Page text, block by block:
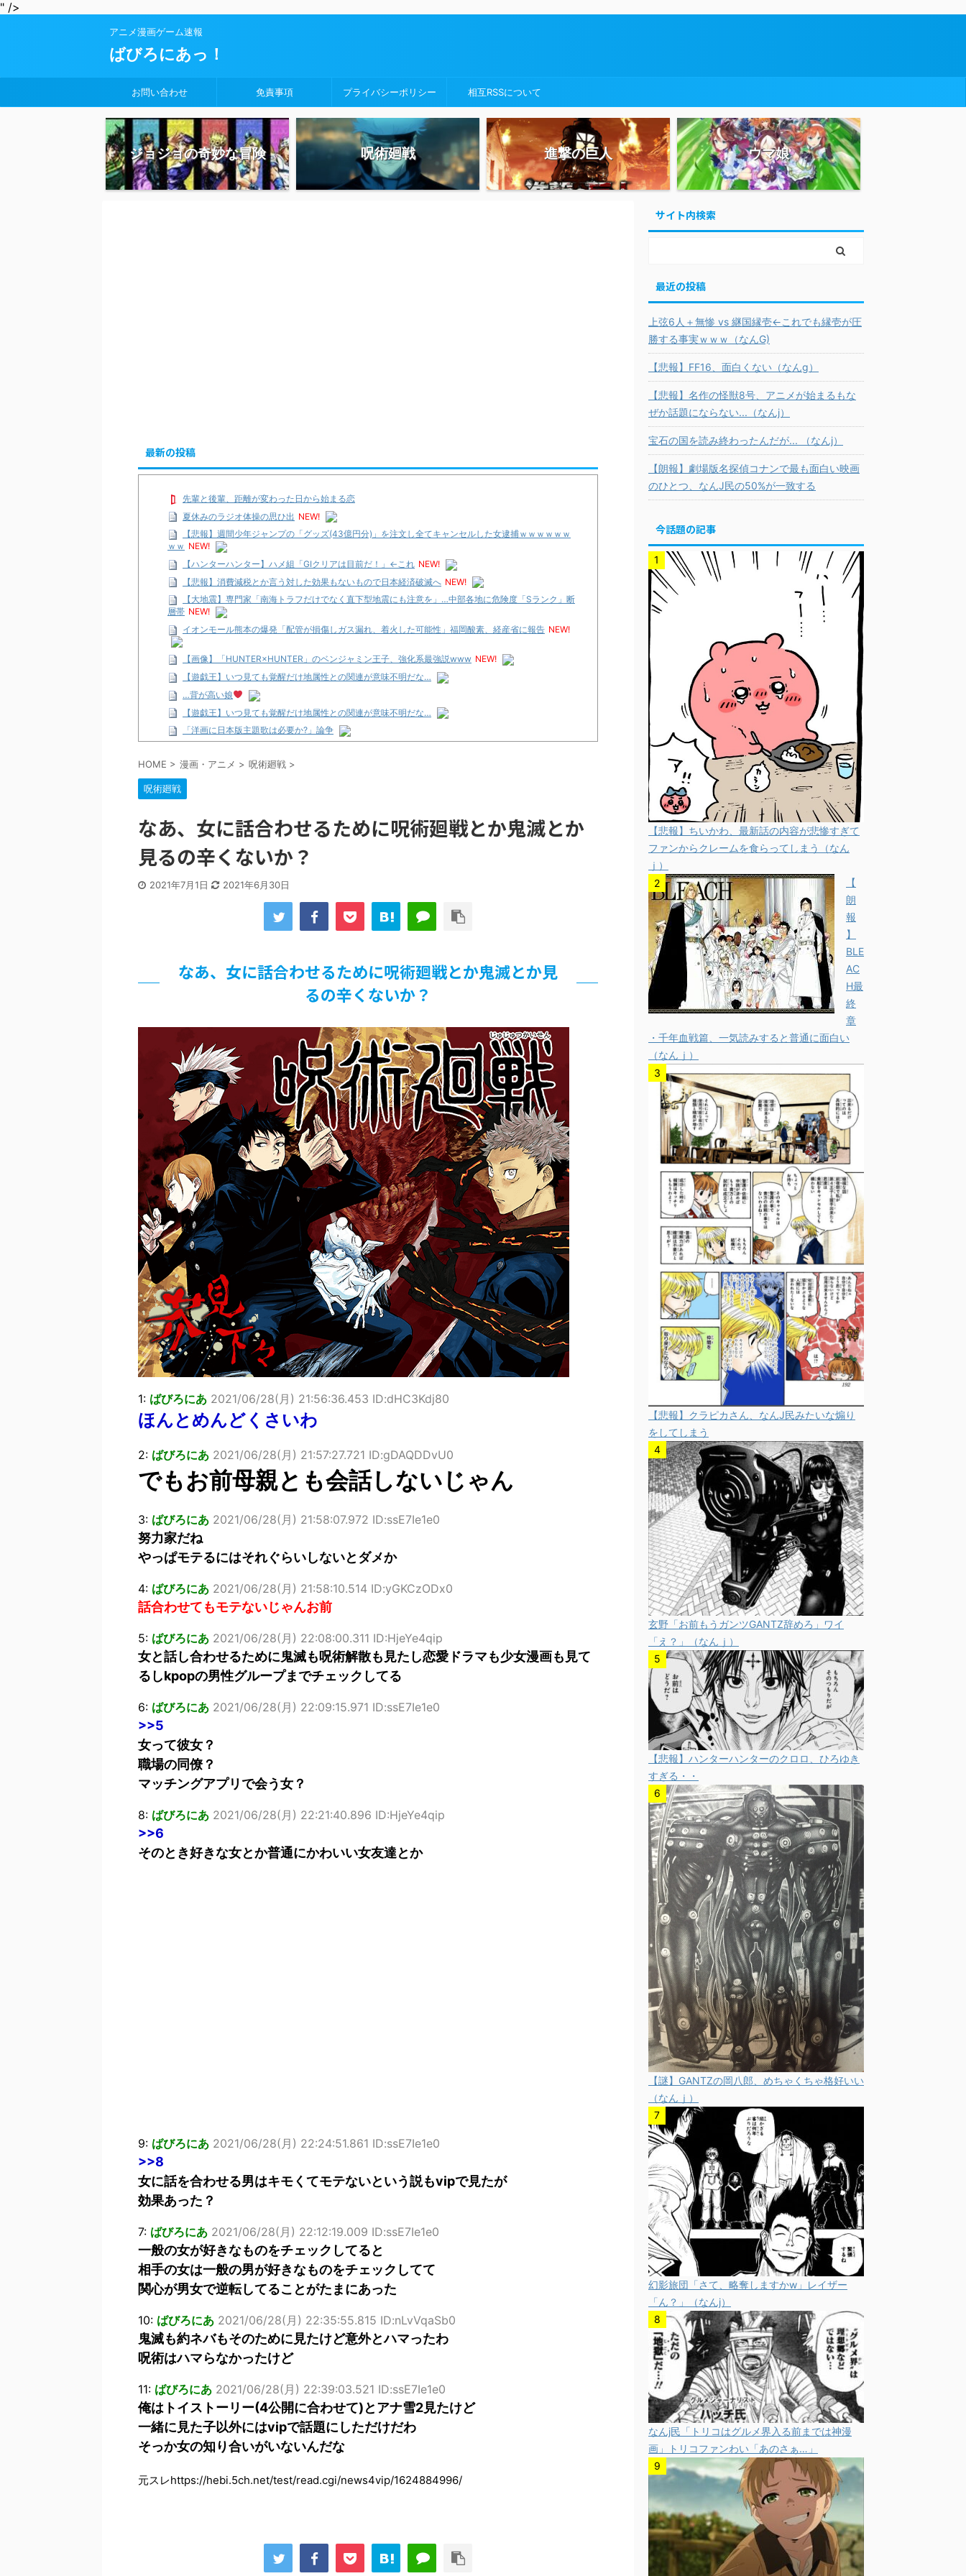
" />
アニメ漫画ゲーム速報
ばびろにあっ！
お問い合わせ 免責事項 プライバシーポリシー 相互RSSについて
ジョジョの奇妙な冒険 呪術廻戦 進撃の巨人 ウマ娘
最新の投稿
先輩と後輩、距離が変わった日から始まる恋
夏休みのラジオ体操の思ひ出 NEW!
【悲報】週間少年ジャンプの「グッズ(43億円分)」を注文し全てキャンセルした女逮捕ｗｗｗｗｗｗ
ｗｗ NEW!
【ハンターハンター】ハメ組「GIクリアは目前だ！」←これ NEW!
【悲報】消費減税とか言う対した効果もないもので日本経済破滅へ NEW!
【大地震】専門家「南海トラフだけでなく直下型地震にも注意を」…中部各地に危険度「Sランク」断
層帯 NEW!
イオンモール熊本の爆発「配管が損傷しガス漏れ、着火した可能性」福岡酸素、経産省に報告 NEW!
【画像】「HUNTER×HUNTER」のベンジャミン王子、強化系最強説www NEW!
【遊戯王】いつ見ても覚醒だけ地属性との関連が意味不明だな…
…背が高い娘
【遊戯王】いつ見ても覚醒だけ地属性との関連が意味不明だな…
「洋画に日本版主題歌は必要か?」論争
【R-18】真・女神転生 Road to the Transcendence【二次創作】 第２０話
北原ももさんの挑発!!!
【画像】この女優さん、可愛すぎる
【遊戯王】いつ見ても覚醒だけ地属性との関連が意味不明だな…
美少女図鑑AWARD2026グランプリ・榎本彩乃、グラビア披露！透明感が凄い！！
【朗報】齋藤飛鳥、前屈みで完全に見えてる動画が拡散されてしまう…
北原ももさんの挑発!!!
超能力が使えるようになったので限界まで極める事にした件 その２
敵「ダンクーガは合体するまでが長過ぎてつまらない」←合体する前から面白いんだよなぁ
まとめチェッカーは閉鎖しました。RSSの解除をお願いします。
【信長の野望・新生】米問屋をどういう時にどこに建てるのかわからない
NHKにようこそ！を見終えたんだがｗｗｗ
Powered by livedoor 相互RSS
HOME > 漫画・アニメ > 呪術廻戦 >
呪術廻戦
なあ、女に話合わせるために呪術廻戦とか鬼滅とか
見るの辛くないか？
2021年7月1日 2021年6月30日
なあ、女に話合わせるために呪術廻戦とか鬼滅とか見
るの辛くないか？
1: ばびろにあ 2021/06/28(月) 21:56:36.453 ID:dHC3Kdj80
ほんとめんどくさいわ
2: ばびろにあ 2021/06/28(月) 21:57:27.721 ID:gDAQDDvU0
でもお前母親とも会話しないじゃん
3: ばびろにあ 2021/06/28(月) 21:58:07.972 ID:ssE7Ie1e0
努力家だね
やっぱモテるにはそれぐらいしないとダメか
4: ばびろにあ 2021/06/28(月) 21:58:10.514 ID:yGKCzODx0
話合わせてもモテないじゃんお前
5: ばびろにあ 2021/06/28(月) 22:08:00.311 ID:HjeYe4qip
女と話し合わせるために鬼滅も呪術解散も見たし恋愛ドラマも少女漫画も見て
るしkpopの男性グループまでチェックしてる
6: ばびろにあ 2021/06/28(月) 22:09:15.971 ID:ssE7Ie1e0
>>5
女って彼女？
職場の同僚？
マッチングアプリで会う女？
8: ばびろにあ 2021/06/28(月) 22:21:40.896 ID:HjeYe4qip
>>6
そのとき好きな女とか普通にかわいい女友達とか
9: ばびろにあ 2021/06/28(月) 22:24:51.861 ID:ssE7Ie1e0
>>8
女に話を合わせる男はキモくてモテないという説もvipで見たが
効果あった？
7: ばびろにあ 2021/06/28(月) 22:12:19.009 ID:ssE7Ie1e0
一般の女が好きなものをチェックしてると
相手の女は一般の男が好きなものをチェックしてて
関心が男女で逆転してることがたまにあった
10: ばびろにあ 2021/06/28(月) 22:35:55.815 ID:nLvVqaSb0
鬼滅も約ネバもそのために見たけど意外とハマったわ
呪術はハマらなかったけど
11: ばびろにあ 2021/06/28(月) 22:39:03.521 ID:ssE7Ie1e0
俺はトイストーリー(4公開に合わせて)とアナ雪2見たけど
一緒に見た子以外にはvipで話題にしただけだわ
そっか女の知り合いがいないんだな
元スレhttps://hebi.5ch.net/test/read.cgi/news4vip/1624884996/
サイト内検索
最近の投稿
上弦6人＋無惨 vs 継国縁壱←これでも縁壱が圧
勝する事実ｗｗｗ（なんG)
【悲報】FF16、面白くない（なんg）
【悲報】名作の怪獣8号、アニメが始まるもな
ぜか話題にならない...（なんj）
宝石の国を読み終わったんだが... （なんj）
【朗報】劇場版名探偵コナンで最も面白い映画
のひとつ、なんJ民の50%が一致する
今話題の記事
【悲報】ちいかわ、最新話の内容が悲惨すぎて
ファンからクレームを食らってしまう（なん
ｊ）
【
朗
報
】
BLE
AC
H最
終
章
・千年血戦篇、一気読みすると普通に面白い
（なんｊ）
【悲報】クラピカさん、なんJ民みたいな煽り
をしてしまう
玄野「お前もうガンツGANTZ辞めろ」ワイ
「え？」（なんｊ）
【悲報】ハンターハンターのクロロ、ひろゆき
すぎる・・
【謎】GANTZの岡八郎、めちゃくちゃ格好いい
（なんｊ）
幻影旅団「さて、略奪しますかw」レイザー
「ん？」（なんj）
なんj民「トリコはグルメ界入る前までは神漫
画」トリコファンわい「あのさぁ…」